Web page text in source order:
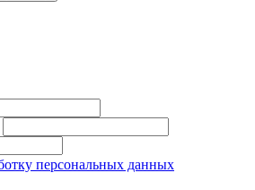
персональных данных